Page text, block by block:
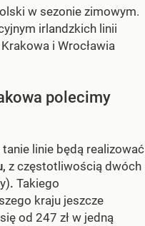
w sezonie zimowym.
irlandzkich linii
i Wrocławia
polecimy
linie będą realizować
z częstotliwością dwóch
. Takiego
kraju jeszcze
od 247 zł w jedną